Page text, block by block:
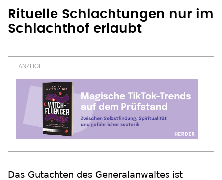
Rituelle Schlachtungen nur im
Schlachthof erlaubt
Das Gutachten des Generalanwaltes ist